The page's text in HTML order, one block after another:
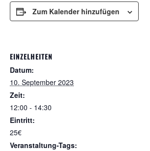
Zum Kalender hinzufügen
EINZELHEITEN
Datum:
10. September 2023
Zeit:
12:00 - 14:30
Eintritt:
25€
Veranstaltung-Tags: